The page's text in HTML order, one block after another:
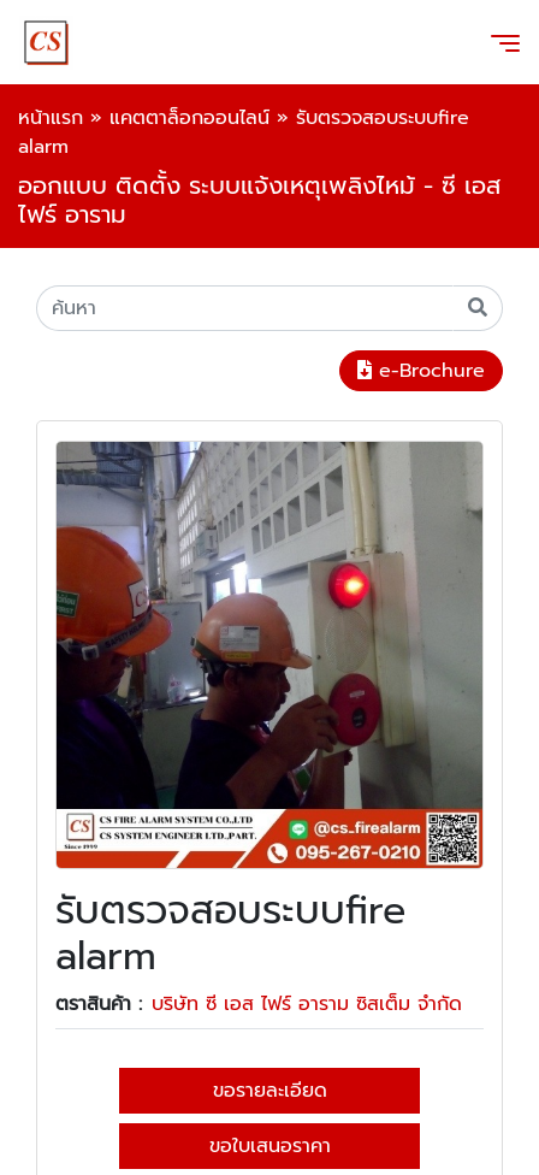
หน้าแรก » แคตตาล็อกออนไลน์ » รับตรวจสอบระบบfire
alarm
ออกแบบ ติดตั้ง ระบบแจ้งเหตุเพลิงไหม้ - ซี เอส
ไฟร์ อาราม
e-Brochure
รับตรวจสอบระบบfire
alarm
ตราสินค้า : บริษัท ซี เอส ไฟร์ อาราม ซิสเต็ม จำกัด
ขอรายละเอียด
ขอใบเสนอราคา